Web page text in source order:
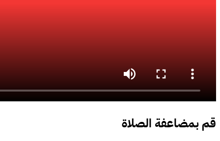
قم بمضاعفة الصلاة